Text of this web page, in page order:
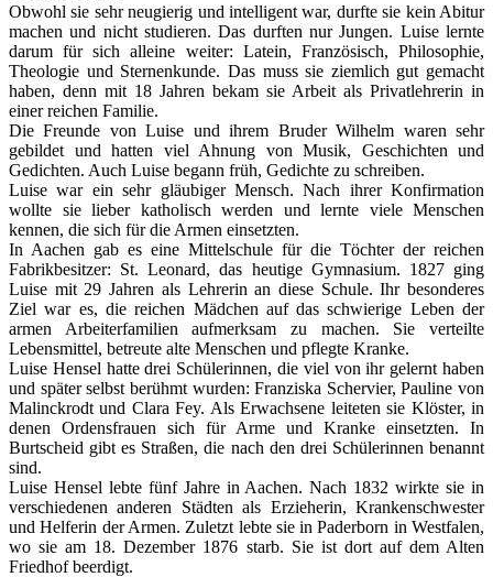
Obwohl sie sehr neugierig und intelligent war, durfte sie kein Abitur
machen und nicht studieren. Das durften nur Jungen. Luise lernte
darum für sich alleine weiter: Latein, Französisch, Philosophie,
Theologie und Sternenkunde. Das muss sie ziemlich gut gemacht
haben, denn mit 18 Jahren bekam sie Arbeit als Privatlehrerin in
einer reichen Familie.
Die Freunde von Luise und ihrem Bruder Wilhelm waren sehr
gebildet und hatten viel Ahnung von Musik, Geschichten und
Gedichten. Auch Luise begann früh, Gedichte zu schreiben.
Luise war ein sehr gläubiger Mensch. Nach ihrer Konfirmation
wollte sie lieber katholisch werden und lernte viele Menschen
kennen, die sich für die Armen einsetzten.
In Aachen gab es eine Mittelschule für die Töchter der reichen
Fabrikbesitzer: St. Leonard, das heutige Gymnasium. 1827 ging
Luise mit 29 Jahren als Lehrerin an diese Schule. Ihr besonderes
Ziel war es, die reichen Mädchen auf das schwierige Leben der
armen Arbeiterfamilien aufmerksam zu machen. Sie verteilte
Lebensmittel, betreute alte Menschen und pflegte Kranke.
Luise Hensel hatte drei Schülerinnen, die viel von ihr gelernt haben
und später selbst berühmt wurden: Franziska Schervier, Pauline von
Malinckrodt und Clara Fey. Als Erwachsene leiteten sie Klöster, in
denen Ordensfrauen sich für Arme und Kranke einsetzten. In
Burtscheid gibt es Straßen, die nach den drei Schülerinnen benannt
sind.
Luise Hensel lebte fünf Jahre in Aachen. Nach 1832 wirkte sie in
verschiedenen anderen Städten als Erzieherin, Krankenschwester
und Helferin der Armen. Zuletzt lebte sie in Paderborn in Westfalen,
wo sie am 18. Dezember 1876 starb. Sie ist dort auf dem Alten
Friedhof beerdigt.